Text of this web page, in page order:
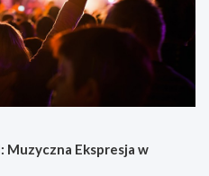
Muzyczna Ekspresja w